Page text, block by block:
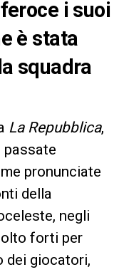
i suoi
è stata
squadra
La Repubblica,
passate
pronunciate
della
negli
forti per
dei giocatori,